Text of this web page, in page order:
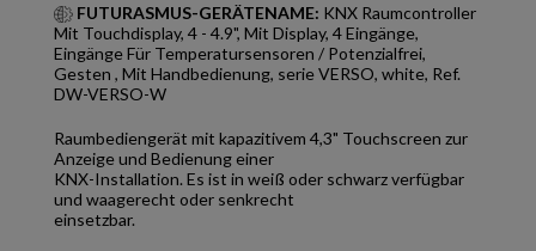
FUTURASMUS-GERÄTENAME: KNX Raumcontroller
Mit Touchdisplay, 4 - 4.9", Mit Display, 4 Eingänge,
Eingänge Für Temperatursensoren / Potenzialfrei,
Gesten , Mit Handbedienung, serie VERSO, white, Ref.
DW-VERSO-W
Raumbediengerät mit kapazitivem 4,3" Touchscreen zur
Anzeige und Bedienung einer
KNX-Installation. Es ist in weiß oder schwarz verfügbar
und waagerecht oder senkrecht
einsetzbar.